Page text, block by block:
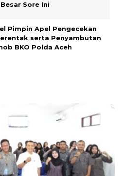
Sore Ini
Pimpin Apel Pengecekan
serta Penyambutan
BKO Polda Aceh